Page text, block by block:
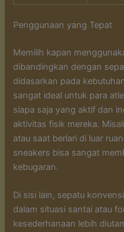
Penggunaan yang Tepat
Memilih kapan
dibandingkan dengan
didasarkan pada
sangat ideal untuk para
siapa saja yang aktif dan
aktivitas fisik mereka.
atau saat berlari di luar
sneakers bisa sangat
kebugaran.
Di sisi lain, sepatu
dalam situasi santai atau
kesederhanaan lebih